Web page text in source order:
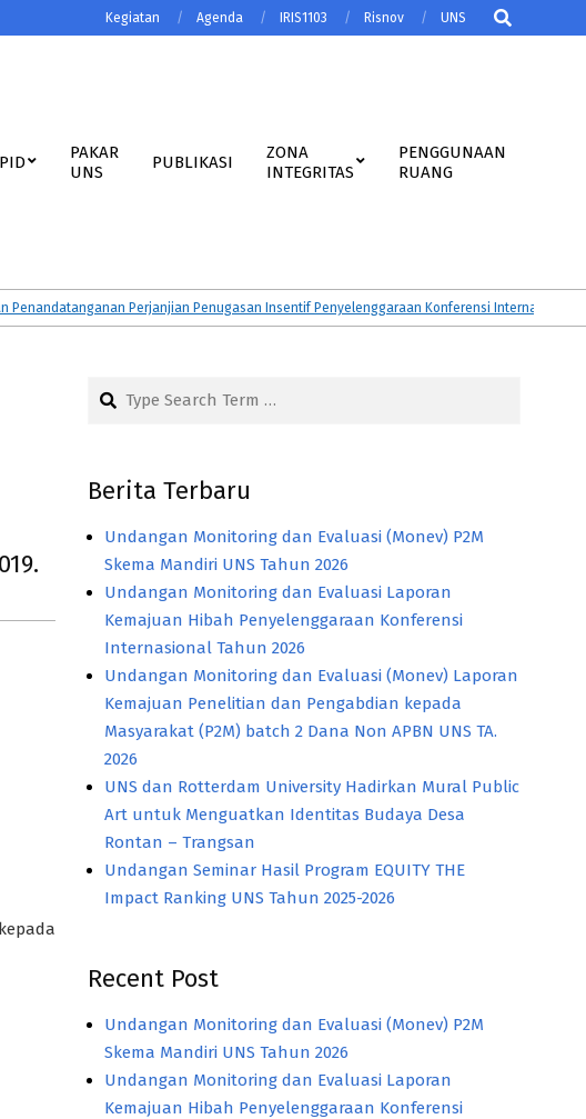
Kegiatan Agenda IRIS1103 Risnov UNS
Search
PAKAR
UNS
PUBLIKASI
ZONA
INTEGRITAS
PENGGUNAAN
RUANG
Perjanjian Penugasan Insentif Penyelenggaraan Konferensi Internasional
Search
Berita Terbaru
Undangan Monitoring dan Evaluasi (Monev) P2M
Skema Mandiri UNS Tahun 2026
Undangan Monitoring dan Evaluasi Laporan
Kemajuan Hibah Penyelenggaraan Konferensi
Internasional Tahun 2026
Undangan Monitoring dan Evaluasi (Monev) Laporan
Kemajuan Penelitian dan Pengabdian kepada
Masyarakat (P2M) batch 2 Dana Non APBN UNS TA.
2026
UNS dan Rotterdam University Hadirkan Mural Public
Art untuk Menguatkan Identitas Budaya Desa
Rontan – Trangsan
Undangan Seminar Hasil Program EQUITY THE
Impact Ranking UNS Tahun 2025-2026
Recent Post
Undangan Monitoring dan Evaluasi (Monev) P2M
Skema Mandiri UNS Tahun 2026
Undangan Monitoring dan Evaluasi Laporan
Kemajuan Hibah Penyelenggaraan Konferensi